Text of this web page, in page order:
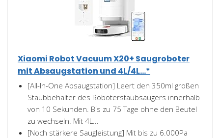
Xiaomi Robot Vacuum X20+ Saugroboter
mit Absaugstation und 4L/4L...*
[All-In-One Absaugstation] Leert den 350ml großen
Staubbehälter des Roboterstaubsaugers innerhalb
von 10 Sekunden. Bis zu 75 Tage ohne den Beutel
zu wechseln. Mit 4L...
[Noch stärkere Saugleistung] Mit bis zu 6.000Pa